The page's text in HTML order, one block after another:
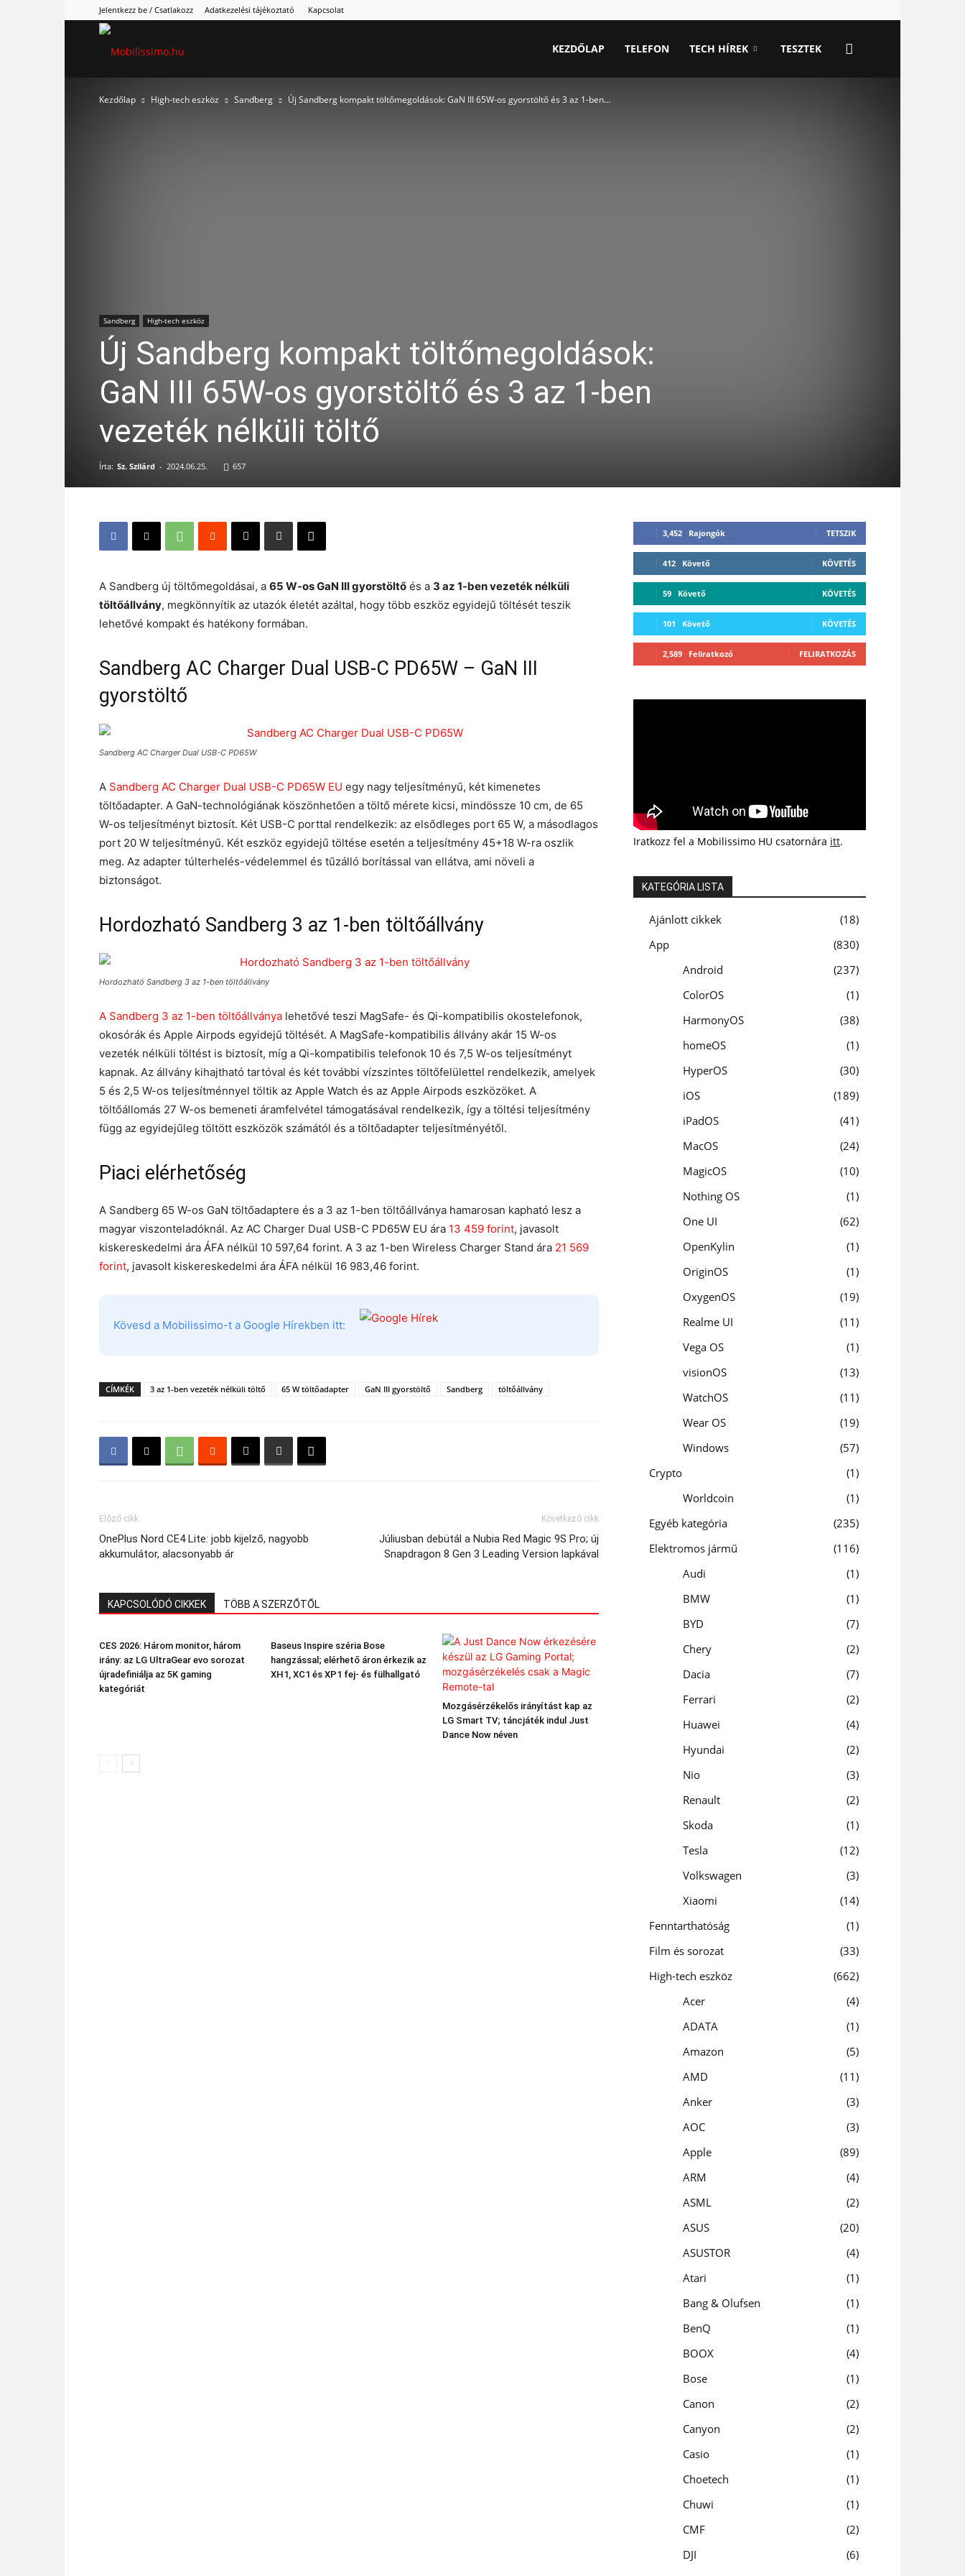
Jelentkezz be / Csatlakozz Adatkezelési tájékoztató Kapcsolat
KEZDŐLAP TELEFON TECH HÍREK TESZTEK
Kezdőlap High-tech eszköz Sandberg Új Sandberg kompakt töltőmegoldások: GaN III 65W-os gyorstöltő és 3 az 1-ben...
Sandberg High-tech eszköz
Új Sandberg kompakt töltőmegoldások:
GaN III 65W-os gyorstöltő és 3 az 1-ben
vezeték nélküli töltő
Írta: Sz. Szilárd - 2024.06.25. 657
A Sandberg új töltőmegoldásai, a 65 W-os GaN III gyorstöltő és a 3 az 1-ben vezeték nélküli
töltőállvány, megkönnyítik az utazók életét azáltal, hogy több eszköz egyidejű töltését teszik
lehetővé kompakt és hatékony formában.
Sandberg AC Charger Dual USB-C PD65W – GaN III
gyorstöltő
Sandberg AC Charger Dual USB-C PD65W
A Sandberg AC Charger Dual USB-C PD65W EU egy nagy teljesítményű, két kimenetes
töltőadapter. A GaN-technológiának köszönhetően a töltő mérete kicsi, mindössze 10 cm, de 65
W-os teljesítményt biztosít. Két USB-C porttal rendelkezik: az elsődleges port 65 W, a másodlagos
port 20 W teljesítményű. Két eszköz egyidejű töltése esetén a teljesítmény 45+18 W-ra oszlik
meg. Az adapter túlterhelés-védelemmel és tűzálló borítással van ellátva, ami növeli a
biztonságot.
Hordozható Sandberg 3 az 1-ben töltőállvány
Hordozható Sandberg 3 az 1-ben töltőállvány
A Sandberg 3 az 1-ben töltőállványa lehetővé teszi MagSafe- és Qi-kompatibilis okostelefonok,
okosórák és Apple Airpods egyidejű töltését. A MagSafe-kompatibilis állvány akár 15 W-os
vezeték nélküli töltést is biztosít, míg a Qi-kompatibilis telefonok 10 és 7,5 W-os teljesítményt
kapnak. Az állvány kihajtható tartóval és két további vízszintes töltőfelülettel rendelkezik, amelyek
5 és 2,5 W-os teljesítménnyel töltik az Apple Watch és az Apple Airpods eszközöket. A
töltőállomás 27 W-os bemeneti áramfelvétel támogatásával rendelkezik, így a töltési teljesítmény
függ az egyidejűleg töltött eszközök számától és a töltőadapter teljesítményétől.
Piaci elérhetőség
A Sandberg 65 W-os GaN töltőadaptere és a 3 az 1-ben töltőállványa hamarosan kapható lesz a
magyar viszonteladóknál. Az AC Charger Dual USB-C PD65W EU ára 13 459 forint, javasolt
kiskereskedelmi ára ÁFA nélkül 10 597,64 forint. A 3 az 1-ben Wireless Charger Stand ára 21 569
forint, javasolt kiskereskedelmi ára ÁFA nélkül 16 983,46 forint.
Kövesd a Mobilissimo-t a Google Hírekben itt:
CÍMKÉK 3 az 1-ben vezeték nélküli töltő 65 W töltőadapter GaN III gyorstöltő Sandberg töltőállvány
Előző cikk
OnePlus Nord CE4 Lite: jobb kijelző, nagyobb
akkumulátor, alacsonyabb ár
Következő cikk
Júliusban debütál a Nubia Red Magic 9S Pro; új
Snapdragon 8 Gen 3 Leading Version lapkával
KAPCSOLÓDÓ CIKKEK TÖBB A SZERZŐTŐL
CES 2026: Három monitor, három
irány: az LG UltraGear evo sorozat
újradefiniálja az 5K gaming
kategóriát
Baseus Inspire széria Bose
hangzással; elérhető áron érkezik az
XH1, XC1 és XP1 fej- és fülhallgató
Mozgásérzékelős irányítást kap az
LG Smart TV; táncjáték indul Just
Dance Now néven
3,452 Rajongók TETSZIK
412 Követő KÖVETÉS
59 Követő KÖVETÉS
101 Követő KÖVETÉS
2,589 Feliratkozó FELIRATKOZÁS
Iratkozz fel a Mobilissimo HU csatornára itt.
KATEGÓRIA LISTA
Ajánlott cikkek
18
App
830
Android
237
ColorOS
1
HarmonyOS
38
homeOS
1
HyperOS
30
iOS
189
iPadOS
41
MacOS
24
MagicOS
10
Nothing OS
1
One UI
62
OpenKylin
1
OriginOS
1
OxygenOS
19
Realme UI
11
Vega OS
1
visionOS
13
WatchOS
11
Wear OS
19
Windows
57
Crypto
1
Worldcoin
1
Egyéb kategória
235
Elektromos jármű
116
Audi
1
BMW
1
BYD
7
Chery
2
Dacia
7
Ferrari
2
Huawei
4
Hyundai
2
Nio
3
Renault
2
Skoda
1
Tesla
12
Volkswagen
3
Xiaomi
14
Fenntarthatóság
1
Film és sorozat
33
High-tech eszköz
662
Acer
4
ADATA
1
Amazon
5
AMD
11
Anker
3
AOC
3
Apple
89
ARM
4
ASML
2
ASUS
20
ASUSTOR
4
Atari
1
Bang & Olufsen
1
BenQ
1
BOOX
4
Bose
1
Canon
2
Canyon
2
Casio
1
Choetech
1
Chuwi
1
CMF
2
DJI
6